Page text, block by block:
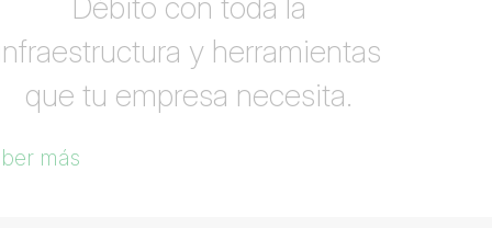
Débito con toda la
y herramientas
que tu empresa necesita.
más